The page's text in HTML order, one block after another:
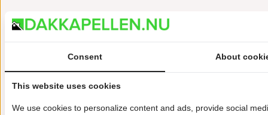
Consent About
This website uses cookies
We use cookies to personalize content and ads, provide social